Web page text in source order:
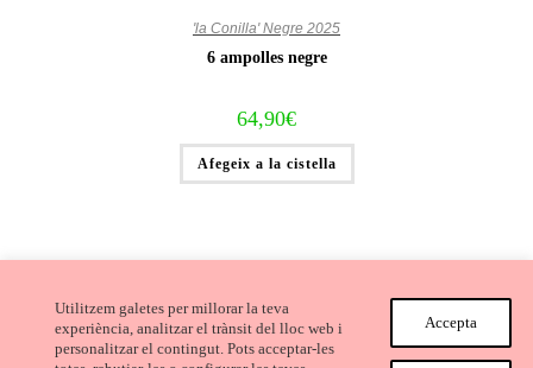
Utilitzem galetes per millorar la teva
experiència, analitzar el trànsit del lloc web i
personalitzar el contingut. Pots acceptar-les
Accepta
'la Conilla' Negre 2025
6 ampolles negre
64,90€
Afegeix a la cistella
Avís Legal i Condicions de compra Cookies